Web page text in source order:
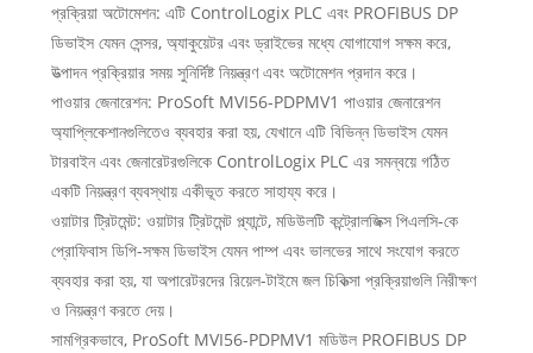
প্রক্রিয়া অটোমেশন: এটি ControlLogix PLC এবং PROFIBUS DP
ডিভাইস যেমন সেন্সর, অ্যাকুয়েটর এবং ড্রাইভের মধ্যে যোগাযোগ সক্ষম করে,
উত্পাদন প্রক্রিয়ার সময় সুনির্দিষ্ট নিয়ন্ত্রণ এবং অটোমেশন প্রদান করে।
পাওয়ার জেনারেশন: ProSoft MVI56-PDPMV1 পাওয়ার জেনারেশন
অ্যাপ্লিকেশানগুলিতেও ব্যবহার করা হয়, যেখানে এটি বিভিন্ন ডিভাইস যেমন
টারবাইন এবং জেনারেটরগুলিকে ControlLogix PLC এর সমন্বয়ে গঠিত
একটি নিয়ন্ত্রণ ব্যবস্থায় একীভূত করতে সাহায্য করে।
ওয়াটার ট্রিটমেন্ট: ওয়াটার ট্রিটমেন্ট প্ল্যান্টে, মডিউলটি কন্ট্রোলজিক্স পিএলসি-কে
প্রোফিবাস ডিপি-সক্ষম ডিভাইস যেমন পাম্প এবং ভালভের সাথে সংযোগ করতে
ব্যবহার করা হয়, যা অপারেটরদের রিয়েল-টাইমে জল চিকিত্সা প্রক্রিয়াগুলি নিরীক্ষণ
ও নিয়ন্ত্রণ করতে দেয়।
সামগ্রিকভাবে, ProSoft MVI56-PDPMV1 মডিউল PROFIBUS DP